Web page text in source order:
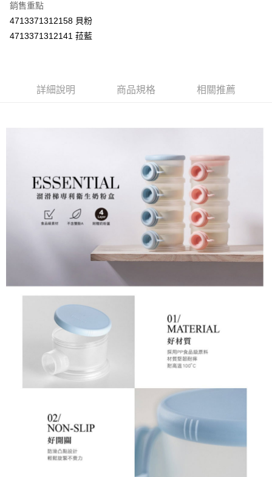
３．安心：先確認商品／服務後，再付款。
【「AFTEE先享後付」結帳流程】
１．於結帳方式選擇「AFTEE先享後付」後，將跳轉至「AFTEE先享後付」
ATM／網路銀行／等多元方式進行付款，方視為交易完成。
※ 請注意：結帳手續完成當下不需立刻繳費，但若您需要取消訂單，請聯絡
※ 交易是否成功請以「AFTEE先享後付 」之結帳頁面顯示為準，若有關於
１．透過由恩沛科技股份有限公司提供之「AFTEE先享後付」服務完成之交
易，需依本服務之必要範圍內提供個人資料，並將交易相關給付款項請求債
２．關於個人資料處理事宜，請瀏覽以下網址：
https://aftee.tw/terms/#terms3
３．未成年的使用者請事先徵得法定代理人或監護人之同意方可使用
「AFTEE先享後付」，若未經同意申辦者引起之損失，本公司不負相關責
４．使用「AFTEE先享後付」時，將依據個別帳號之用戶狀況，依本公司即
時審查核予不同之上限額度；若仍有額度不足之情形，本公司將視審查結果
５．嚴禁一人註冊多個帳號或使用他人資訊註冊。若發現惡意使用之情形，
恩沛科技股份有限公司將有權停止該用戶之使用額度並採取法律行動。
全家取貨付款
7-11取貨付款
每筆NT$100，滿NT$590(含以上)免運費
每筆NT$150，滿NT$890(含以上)免運費
銷售重點
4713371312158 貝粉
4713371312141 菈藍
詳細說明 商品規格 相關推薦